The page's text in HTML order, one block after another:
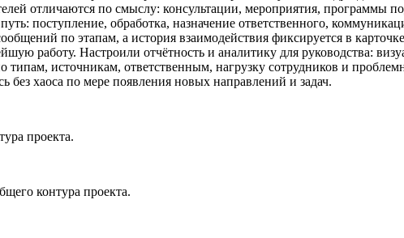
отличаются по смыслу: консультации, мероприятия, программы
поступление, обработка, назначение ответственного,
по этапам, а история взаимодействия фиксируется в
работу. Настроили отчётность и аналитику для руководства:
типам, источникам, ответственным, нагрузку сотрудников и
без хаоса по мере появления новых направлений и задач.
проекта.
контура проекта.